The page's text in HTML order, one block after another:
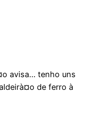
avisa… tenho uns
de ferro à